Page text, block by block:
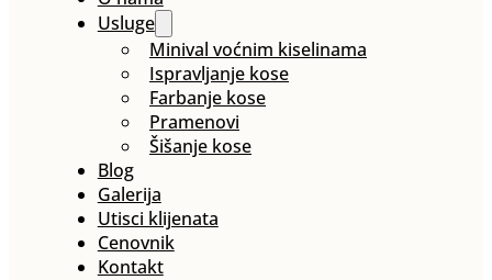
Usluge
Minival voćnim kiselinama
Ispravljanje kose
Farbanje kose
Pramenovi
Šišanje kose
Blog
Galerija
Utisci klijenata
Cenovnik
Kontakt